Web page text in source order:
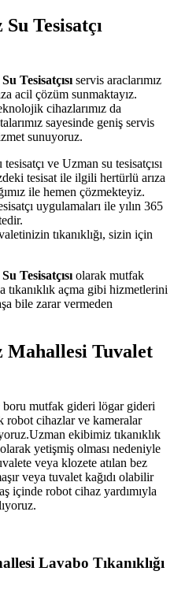
Tesisatçı
Tesisatçısı servis araclarımız
acil çözüm sunmaktayız.
cihazlarımız da
sayesinde geniş servis
sunuyoruz.
ve Uzman su tesisatçısı
tesisat ile ilgili hertürlü arıza
ile hemen çözmekteyiz.
uygulamaları ile yılın 365
tıkanıklığı, sizin için
Tesisatçısı olarak mutfak
tıkanıklık açma gibi hizmetlerini
bile zarar vermeden
Mahallesi Tuvalet
boru mutfak gideri lögar gideri
robot cihazlar ve kameralar
ekibimiz tıkanıklık
yetişmiş olması nedeniyle
veya klozete atılan bez
veya tuvalet kağıdı olabilir
içinde robot cihaz yardımıyla
Lavabo Tıkanıklığı